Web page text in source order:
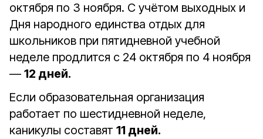
октября по 3 ноября. С учётом выходных и
Дня народного единства отдых для
школьников при пятидневной учебной
неделе продлится с 24 октября по 4 ноября
— 12 дней.
Если образовательная организация
работает по шестидневной неделе,
каникулы составят 11 дней.